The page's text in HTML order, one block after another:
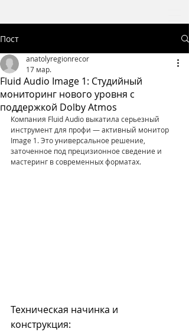
Пост
Fluid Audio Image 1: Студийный
мониторинг нового уровня с
поддержкой Dolby Atmos
anatolyregionrecor
17 мар.
Компания Fluid Audio выкатила серьезный
инструмент для профи — активный монитор
Image 1. Это универсальное решение,
заточенное под прецизионное сведение и
мастеринг в современных форматах.
Техническая начинка и
конструкция: